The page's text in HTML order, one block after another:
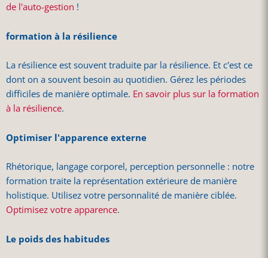
de l'auto-gestion !
formation à la résilience
La résilience est souvent traduite par la résilience. Et c'est ce
dont on a souvent besoin au quotidien. Gérez les périodes
difficiles de manière optimale. En savoir plus sur la formation
à la résilience.
Optimiser l'apparence externe
Rhétorique, langage corporel, perception personnelle : notre
formation traite la représentation extérieure de manière
holistique. Utilisez votre personnalité de manière ciblée.
Optimisez votre apparence.
Le poids des habitudes